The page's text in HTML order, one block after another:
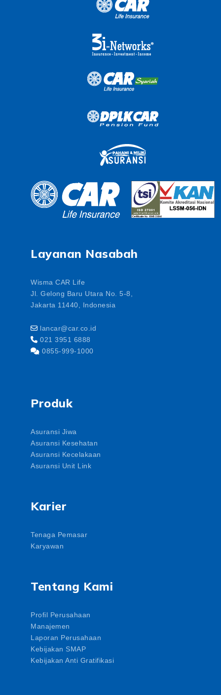
Layanan Nasabah
Wisma CAR Life
Jl. Gelong Baru Utara No. 5-8,
Jakarta 11440, Indonesia
lancar@car.co.id
021 3951 6888
0855-999-1000
Produk
Asuransi Jiwa
Asuransi Kesehatan
Asuransi Kecelakaan
Asuransi Unit Link
Karier
Tenaga Pemasar
Karyawan
Tentang Kami
Profil Perusahaan
Manajemen
Laporan Perusahaan
Kebijakan SMAP
Kebijakan Anti Gratifikasi